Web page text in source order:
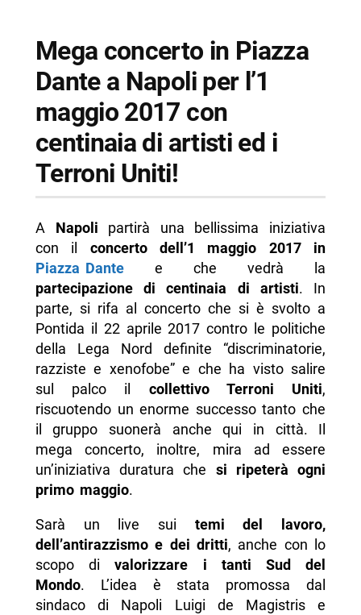
Mega concerto in Piazza
Dante a Napoli per l’1
maggio 2017 con
centinaia di artisti ed i
Terroni Uniti!
A Napoli partirà una bellissima iniziativa
con il concerto dell’1 maggio 2017 in
Piazza Dante
e che vedrà la
partecipazione di centinaia di artisti. In
parte, si rifa al concerto che si è svolto a
Pontida il 22 aprile 2017 contro le politiche
della Lega Nord definite “discriminatorie,
razziste e xenofobe” e che ha visto salire
sul palco il collettivo Terroni Uniti,
riscuotendo un enorme successo tanto che
il gruppo suonerà anche qui in città. Il
mega concerto, inoltre, mira ad essere
un’iniziativa duratura che si ripeterà ogni
primo maggio.
Sarà un live sui temi del lavoro,
dell’antirazzismo e dei dritti, anche con lo
scopo divalorizzare i tanti Sud del
Mondo. L’idea è stata promossa dal
sindaco di Napoli Luigi de Magistris e